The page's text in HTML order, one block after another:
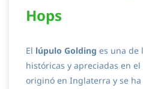
Hops
El lúpulo Golding es una de
históricas y apreciadas en
originó en Inglaterra y se